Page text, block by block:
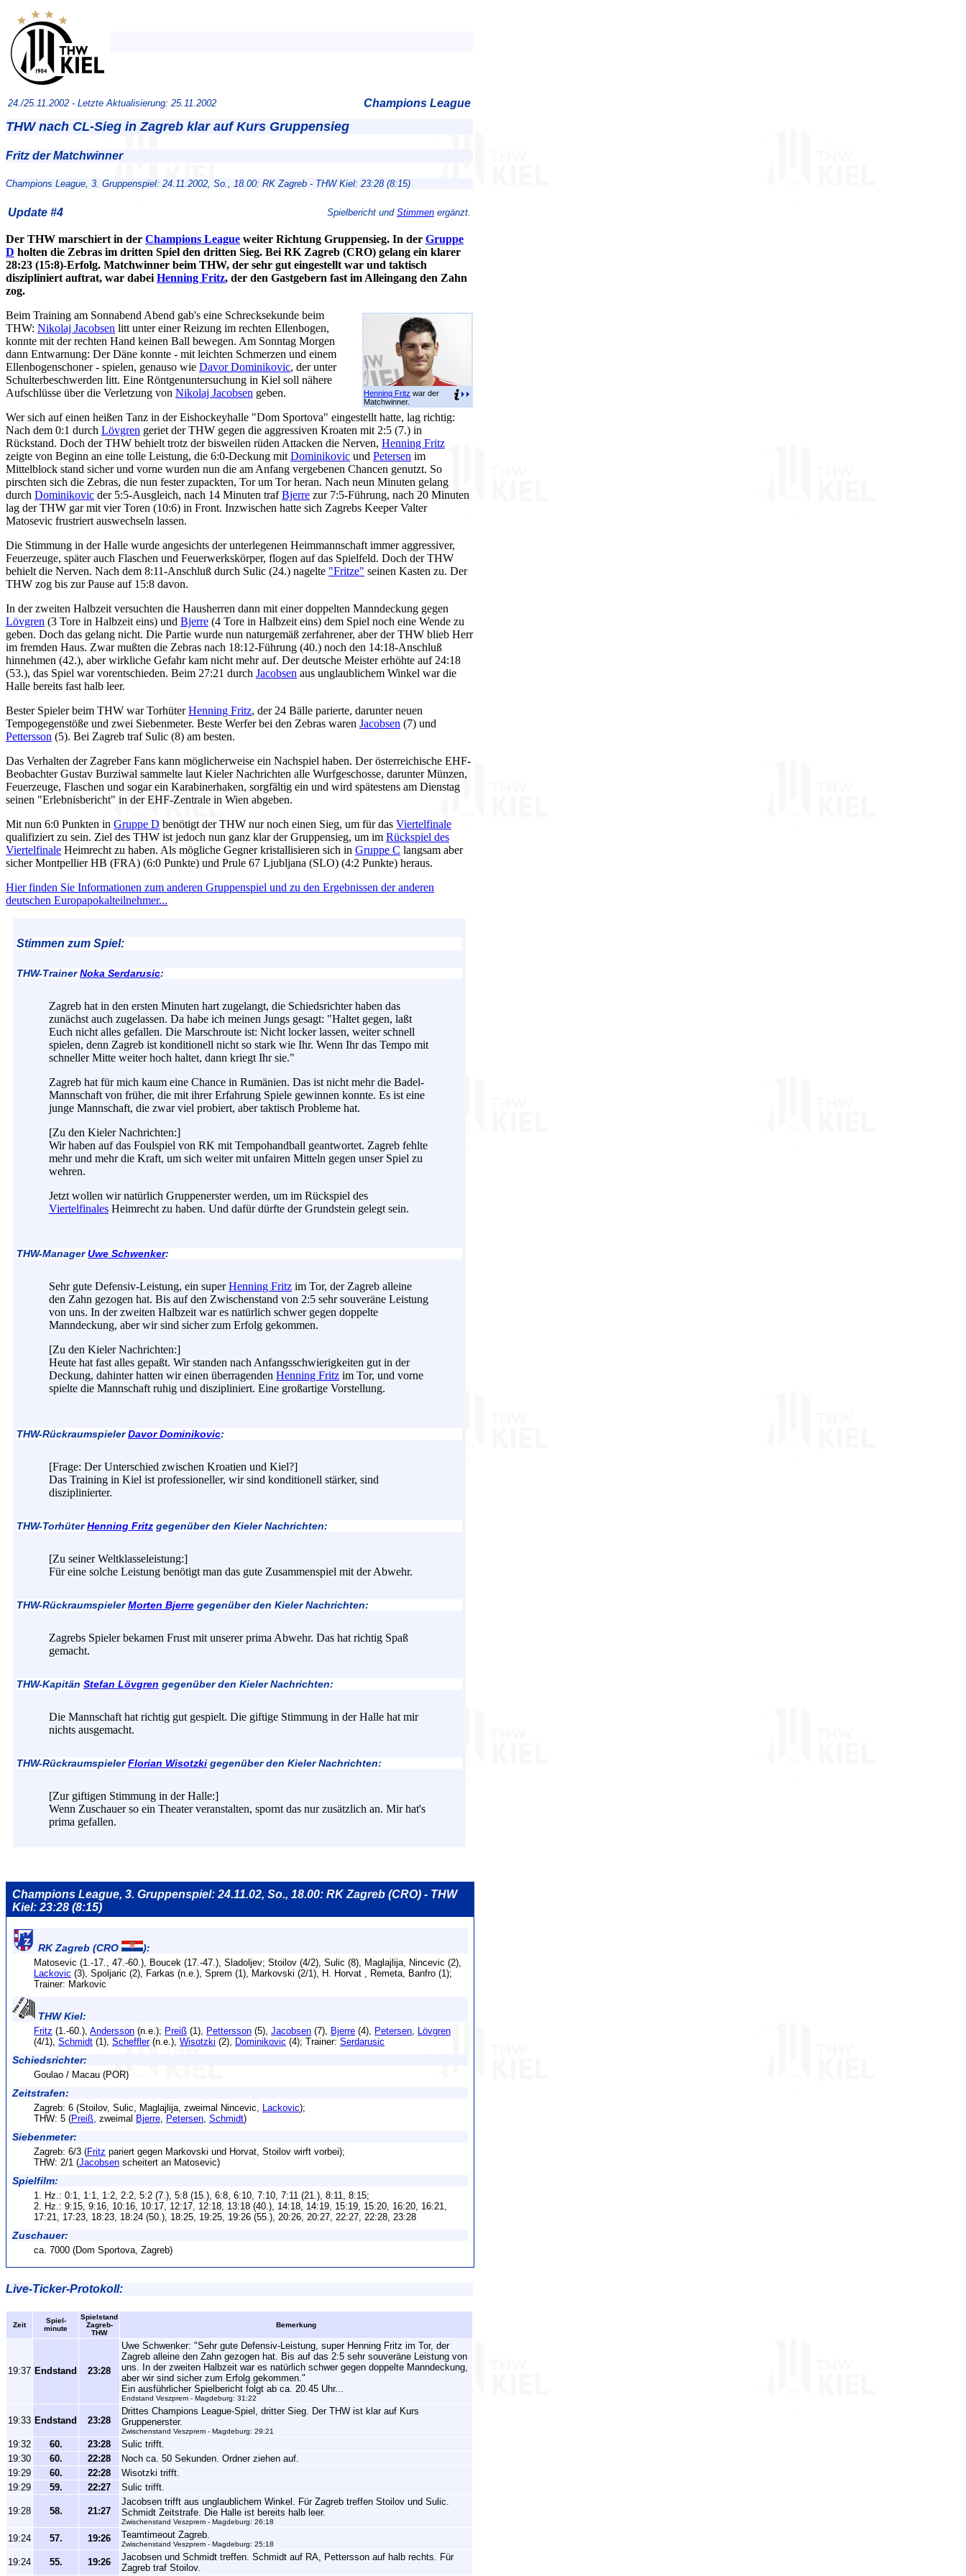
24./25.11.2002 - Letzte Aktualisierung: 25.11.2002 Champions League
THW nach CL-Sieg in Zagreb klar auf Kurs Gruppensieg
Fritz der Matchwinner
Champions League, 3. Gruppenspiel: 24.11.2002, So., 18.00: RK Zagreb - THW Kiel: 23:28 (8:15)
Update #4 Spielbericht und Stimmen ergänzt.
Der THW marschiert in der Champions League weiter Richtung Gruppensieg. In der Gruppe
D holten die Zebras im dritten Spiel den dritten Sieg. Bei RK Zagreb (CRO) gelang ein klarer
28:23 (15:8)-Erfolg. Matchwinner beim THW, der sehr gut eingestellt war und taktisch
diszipliniert auftrat, war dabei Henning Fritz, der den Gastgebern fast im Alleingang den Zahn
zog.
Henning Fritz war der
Matchwinner.
Beim Training am Sonnabend Abend gab's eine Schrecksekunde beim
THW: Nikolaj Jacobsen litt unter einer Reizung im rechten Ellenbogen,
konnte mit der rechten Hand keinen Ball bewegen. Am Sonntag Morgen
dann Entwarnung: Der Däne konnte - mit leichten Schmerzen und einem
Ellenbogenschoner - spielen, genauso wie Davor Dominikovic, der unter
Schulterbeschwerden litt. Eine Röntgenuntersuchung in Kiel soll nähere
Aufschlüsse über die Verletzung von Nikolaj Jacobsen geben.
Wer sich auf einen heißen Tanz in der Eishockeyhalle "Dom Sportova" eingestellt hatte, lag richtig:
Nach dem 0:1 durch Lövgren geriet der THW gegen die aggressiven Kroaten mit 2:5 (7.) in
Rückstand. Doch der THW behielt trotz der bisweilen rüden Attacken die Nerven, Henning Fritz
zeigte von Beginn an eine tolle Leistung, die 6:0-Deckung mit Dominikovic und Petersen im
Mittelblock stand sicher und vorne wurden nun die am Anfang vergebenen Chancen genutzt. So
pirschten sich die Zebras, die nun fester zupackten, Tor um Tor heran. Nach neun Minuten gelang
durch Dominikovic der 5:5-Ausgleich, nach 14 Minuten trafBjerre zur 7:5-Führung, nach 20 Minuten
lag der THW gar mit vier Toren (10:6) in Front. Inzwischen hatte sich Zagrebs Keeper Valter
Matosevic frustriert auswechseln lassen.
Die Stimmung in der Halle wurde angesichts der unterlegenen Heimmannschaft immer aggressiver,
Feuerzeuge, später auch Flaschen und Feuerwerkskörper, flogen auf das Spielfeld. Doch der THW
behielt die Nerven. Nach dem 8:11-Anschluß durch Sulic (24.) nagelte "Fritze" seinen Kasten zu. Der
THW zog bis zur Pause auf 15:8 davon.
In der zweiten Halbzeit versuchten die Hausherren dann mit einer doppelten Manndeckung gegen
Lövgren (3 Tore in Halbzeit eins) und Bjerre (4 Tore in Halbzeit eins) dem Spiel noch eine Wende zu
geben. Doch das gelang nicht. Die Partie wurde nun naturgemäß zerfahrener, aber der THW blieb Herr
im fremden Haus. Zwar mußten die Zebras nach 18:12-Führung (40.) noch den 14:18-Anschluß
hinnehmen (42.), aber wirkliche Gefahr kam nicht mehr auf. Der deutsche Meister erhöhte auf 24:18
(53.), das Spiel war vorentschieden. Beim 27:21 durch Jacobsen aus unglaublichem Winkel war die
Halle bereits fast halb leer.
Bester Spieler beim THW war TorhüterHenning Fritz, der 24 Bälle parierte, darunter neuen
Tempogegenstöße und zwei Siebenmeter. Beste Werfer bei den Zebras waren Jacobsen (7) und
Pettersson (5). Bei Zagreb traf Sulic (8) am besten.
Das Verhalten der Zagreber Fans kann möglicherweise ein Nachspiel haben. Der österreichische EHF-
Beobachter Gustav Burziwal sammelte laut Kieler Nachrichten alle Wurfgeschosse, darunter Münzen,
Feuerzeuge, Flaschen und sogar ein Karabinerhaken, sorgfältig ein und wird spätestens am Dienstag
seinen "Erlebnisbericht" in der EHF-Zentrale in Wien abgeben.
Mit nun 6:0 Punkten in Gruppe D benötigt der THW nur noch einen Sieg, um für das Viertelfinale
qualifiziert zu sein. Ziel des THW ist jedoch nun ganz klar der Gruppensieg, um im Rückspiel des
Viertelfinale Heimrecht zu haben. Als mögliche Gegner kristallisieren sich in Gruppe C langsam aber
sicher Montpellier HB (FRA) (6:0 Punkte) und Prule 67 Ljubljana (SLO) (4:2 Punkte) heraus.
Hier finden Sie Informationen zum anderen Gruppenspiel und zu den Ergebnissen der anderen
deutschen Europapokalteilnehmer...
Stimmen zum Spiel:
THW-TrainerNoka Serdarusic:
Zagreb hat in den ersten Minuten hart zugelangt, die Schiedsrichter haben das
zunächst auch zugelassen. Da habe ich meinen Jungs gesagt: "Haltet gegen, laßt
Euch nicht alles gefallen. Die Marschroute ist: Nicht locker lassen, weiter schnell
spielen, denn Zagreb ist konditionell nicht so stark wie Ihr. Wenn Ihr das Tempo mit
schneller Mitte weiter hoch haltet, dann kriegt Ihr sie."
Zagreb hat für mich kaum eine Chance in Rumänien. Das ist nicht mehr die Badel-
Mannschaft von früher, die mit ihrer Erfahrung Spiele gewinnen konnte. Es ist eine
junge Mannschaft, die zwar viel probiert, aber taktisch Probleme hat.
[Zu den Kieler Nachrichten:]
Wir haben auf das Foulspiel von RK mit Tempohandball geantwortet. Zagreb fehlte
mehr und mehr die Kraft, um sich weiter mit unfairen Mitteln gegen unser Spiel zu
wehren.
Jetzt wollen wir natürlich Gruppenerster werden, um im Rückspiel des
Viertelfinales Heimrecht zu haben. Und dafür dürfte der Grundstein gelegt sein.
THW-ManagerUwe Schwenker:
Sehr gute Defensiv-Leistung, ein superHenning Fritz im Tor, der Zagreb alleine
den Zahn gezogen hat. Bis auf den Zwischenstand von 2:5 sehr souveräne Leistung
von uns. In der zweiten Halbzeit war es natürlich schwer gegen doppelte
Manndeckung, aber wir sind sicher zum Erfolg gekommen.
[Zu den Kieler Nachrichten:]
Heute hat fast alles gepaßt. Wir standen nach Anfangsschwierigkeiten gut in der
Deckung, dahinter hatten wir einen überragenden Henning Fritz im Tor, und vorne
spielte die Mannschaft ruhig und diszipliniert. Eine großartige Vorstellung.
THW-RückraumspielerDavor Dominikovic:
[Frage: Der Unterschied zwischen Kroatien und Kiel?]
Das Training in Kiel ist professioneller, wir sind konditionell stärker, sind
disziplinierter.
THW-TorhüterHenning Fritz gegenüber den Kieler Nachrichten:
[Zu seiner Weltklasseleistung:]
Für eine solche Leistung benötigt man das gute Zusammenspiel mit der Abwehr.
THW-RückraumspielerMorten Bjerre gegenüber den Kieler Nachrichten:
Zagrebs Spieler bekamen Frust mit unserer prima Abwehr. Das hat richtig Spaß
gemacht.
THW-Kapitän Stefan Lövgren gegenüber den Kieler Nachrichten:
Die Mannschaft hat richtig gut gespielt. Die giftige Stimmung in der Halle hat mir
nichts ausgemacht.
THW-RückraumspielerFlorian Wisotzki gegenüber den Kieler Nachrichten:
[Zur giftigen Stimmung in der Halle:]
Wenn Zuschauer so ein Theater veranstalten, spornt das nur zusätzlich an. Mir hat's
prima gefallen.
Champions League, 3. Gruppenspiel: 24.11.02, So., 18.00: RK Zagreb (CRO) - THW
Kiel: 23:28 (8:15)
RK Zagreb (CRO ):
Matosevic (1.-17., 47.-60.), Boucek (17.-47.), Sladoljev; Stoilov (4/2), Sulic (8), Maglajlija, Nincevic (2),
Lackovic (3), Spoljaric (2), Farkas (n.e.), Sprem (1), Markovski (2/1), H. Horvat , Remeta, Banfro (1);
Trainer: Markovic
THW Kiel:
Fritz (1.-60.), Andersson (n.e.); Preiß (1), Pettersson (5), Jacobsen (7), Bjerre (4), Petersen
Lövgren
(4/1), Schmidt (1), Scheffler(n.e.), Wisotzki (2), Dominikovic (4); Trainer: Serdarusic
Schiedsrichter:
Goulao / Macau (POR)
Zeitstrafen:
Zagreb: 6 (Stoilov, Sulic, Maglajlija, zweimal Nincevic, Lackovic);
THW: 5 (Preiß , zweimal Bjerre Petersen Schmidt)
Siebenmeter:
Zagreb: 6/3 (Fritz pariert gegen Markovski und Horvat, Stoilov wirft vorbei);
THW: 2/1 (Jacobsen scheitert an Matosevic)
Spielfilm:
1. Hz.: 0:1, 1:1, 1:2, 2:2, 5:2 (7.), 5:8 (15.), 6:8, 6:10, 7:10, 7:11 (21.), 8:11, 8:15;
2. Hz.: 9:15, 9:16, 10:16, 10:17, 12:17, 12:18, 13:18 (40.), 14:18, 14:19, 15:19, 15:20, 16:20, 16:21,
17:21, 17:23, 18:23, 18:24 (50.), 18:25, 19:25, 19:26 (55.), 20:26, 20:27, 22:27, 22:28, 23:28
Zuschauer:
ca. 7000 (Dom Sportova, Zagreb)
Live-Ticker-Protokoll:
Zeit
Spiel-
minute
Spielstand
Zagreb-
THW
Bemerkung
19:37 Endstand 23:28
Uwe Schwenker: "Sehr gute Defensiv-Leistung, super Henning Fritz im Tor, der
Zagreb alleine den Zahn gezogen hat. Bis auf das 2:5 sehr souveräne Leistung von
uns. In der zweiten Halbzeit war es natürlich schwer gegen doppelte Manndeckung,
aber wir sind sicher zum Erfolg gekommen."
Ein ausführlicher Spielbericht folgt ab ca. 20.45 Uhr...
Endstand Veszprem - Magdeburg: 31:22
19:33 Endstand 23:28
Drittes Champions League-Spiel, dritter Sieg. Der THW ist klar auf Kurs
Gruppenerster.
Zwischenstand Veszprem - Magdeburg: 29:21
19:32 60. 23:28
Sulic trifft.
19:30
60. 22:28
Noch ca. 50 Sekunden. Ordner ziehen auf.
19:29
60. 22:28
Wisotzki trifft.
19:29
59. 22:27 Sulic trifft.
19:28 58. 21:27
Jacobsen trifft aus unglaublichem Winkel. Für Zagreb treffen Stoilov und Sulic.
Schmidt Zeitstrafe. Die Halle ist bereits halb leer.
Zwischenstand Veszprem - Magdeburg: 26:18
19:24 57. 19:26 Teamtimeout Zagreb.
Zwischenstand Veszprem - Magdeburg: 25:18
19:24 55. 19:26
Jacobsen und Schmidt treffen. Schmidt auf RA, Pettersson auf halb rechts. Für
Zagreb traf Stoilov.